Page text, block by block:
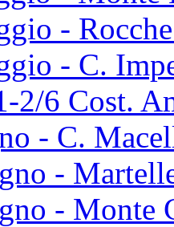
-
- C.
2/6 Cost.
- C.
-
- Monte